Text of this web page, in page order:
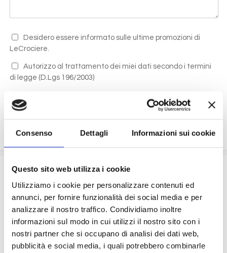
Consenso Dettagli Informazioni sui cookie
Questo sito web utilizza i cookie
Utilizziamo i cookie per personalizzare contenuti ed
annunci, per fornire funzionalità dei social media e per
analizzare il nostro traffico. Condividiamo inoltre
informazioni sul modo in cui utilizzi il nostro sito con i
nostri partner che si occupano di analisi dei dati web,
pubblicità e social media, i quali potrebbero combinarle
Desidero essere informato sulle ultime promozioni di
LeCrociere.
Autorizzo al trattamento dei miei dati secondo i termini
di legge (D.Lgs 196/2003)
La quota comprende
La sistemazione nella cabina prescelta dotata di ogni
comfort: servizi privati, aria condizionata, telefono, TV
via satellite e cassaforte.
Il trattamento di pensione completa a bordo (colazione,
pranzo, cena a buffet o nei ristoranti principali ).
Bevande a dispenser, serata di Gala con menù